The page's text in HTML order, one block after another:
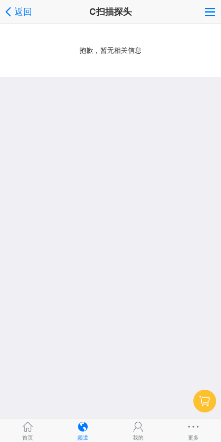
返回 C扫描探头
抱歉，暂无相关信息
首页 频道 我的 更多